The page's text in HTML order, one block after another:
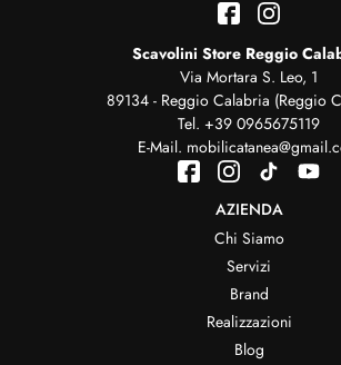
Scavolini Store Reggio
Via Mortara S. Leo, 1
89134 - Reggio Calabria (Reggio
Tel. +39 0965675119
E-Mail.
AZIENDA
Chi Siamo
Servizi
Brand
Realizzazioni
Blog